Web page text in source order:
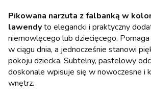
Pikowana narzuta z falbanką w
lawendyto elegancki i praktyczny
niemowlęcego lub dziecięcego.
w ciągu dnia, a jednocześnie stanowi
pokoju dziecka. Subtelny, pastelowy
doskonale wpisuje się w nowoczesne i
wnętrz.